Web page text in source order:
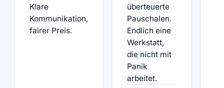
Klare
Kommunikation,
fairer Preis.
überteuerte
Pauschalen.
Endlich eine
Werkstatt,
die nicht mit
Panik
arbeitet.